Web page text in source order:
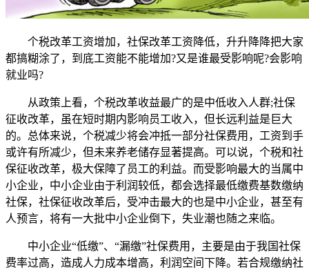
个税改革工资增加，社保改革工资降低，升升降降把大家
都搞糊涂了，到底工资能不能增加?又是谁最受影响呢?会影响
就业吗?
从政策上看，个税改革收益最广的是中低收入人群;社保
征收改革，虽在短时期内影响员工收入，但长远利益是巨大
的。总体来说，个税减少将会冲抵一部分社保费用，工资到手
或许有所减少，但未来养老储存显著提高。可以说，个税和社
保征收改革，极大保障了员工的利益。而受影响最大的当属中
小企业，中小企业由于利润较低，都会选择最低缴费基数缴纳
社保，社保征收改革后，受冲击最大的也是中小企业，甚至有
人预言，将有一大批中小企业倒下，失业潮也随之来临。
中小企业“低缴”、“漏缴”社保费用，主要是由于我国社保
费率过高，造成人力成本增高，利润空间下降。若合规缴纳社